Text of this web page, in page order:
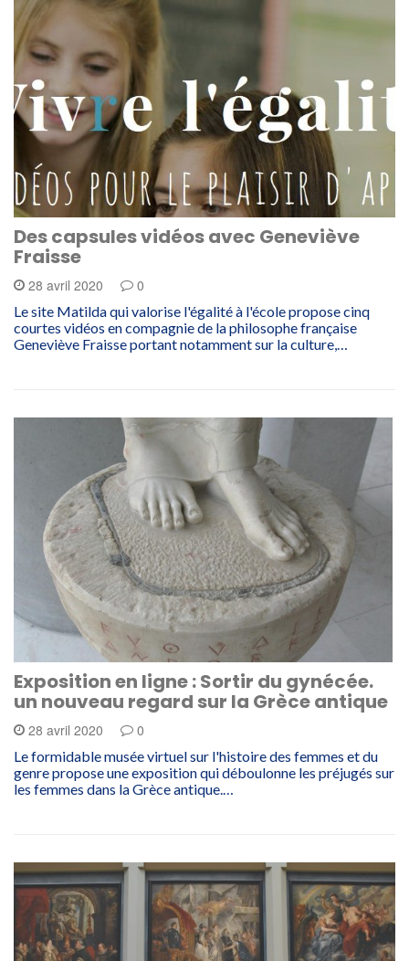
Des capsules vidéos avec Geneviève
Fraisse
28 avril 2020 0
Le site Matilda qui valorise l'égalité à l'école propose cinq
courtes vidéos en compagnie de la philosophe française
Geneviève Fraisse portant notamment sur la culture,…
Exposition en ligne : Sortir du gynécée.
un nouveau regard sur la Grèce antique
28 avril 2020 0
Le formidable musée virtuel sur l'histoire des femmes et du
genre propose une exposition qui déboulonne les préjugés sur
les femmes dans la Grèce antique.…